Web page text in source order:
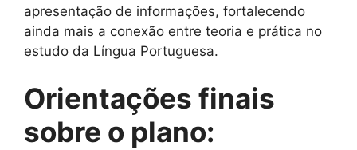
apresentação de informações, fortalecendo
ainda mais a conexão entre teoria e prática no
estudo da Língua Portuguesa.
Orientações finais
sobre o plano: